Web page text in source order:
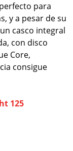
para
y a pesar de su
casco integral
con disco
Core,
consigue
125